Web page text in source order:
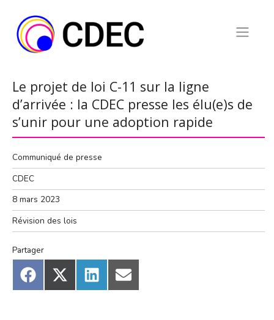
content
Le projet de loi C-11 sur la ligne
d’arrivée : la CDEC presse les élu(e)s de
s’unir pour une adoption rapide
Communiqué de presse
CDEC
8 mars 2023
Révision des lois
Partager
Share
on
Facebook
Share
X
Share
on
LinkedIn
Share
Email